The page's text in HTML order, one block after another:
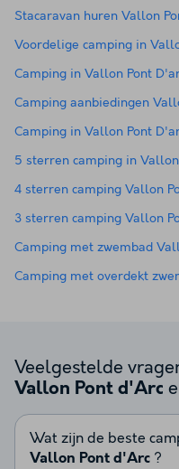
Stacaravan huren Vallon
Voordelige camping in
Camping in Vallon Pont
Camping aanbiedingen
Camping in Vallon Pont
5 sterren camping in
4 sterren camping Vallon
3 sterren camping Vallon
Camping met zwembad
Camping met overdekt
Veelgestelde
Vallon Pont d'Arc
Wat zijn de beste
Vallon Pont d'Arc ?